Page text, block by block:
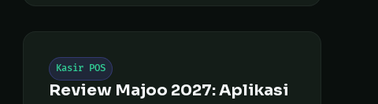
Kasir POS
Review Majoo 2027: Aplikasi